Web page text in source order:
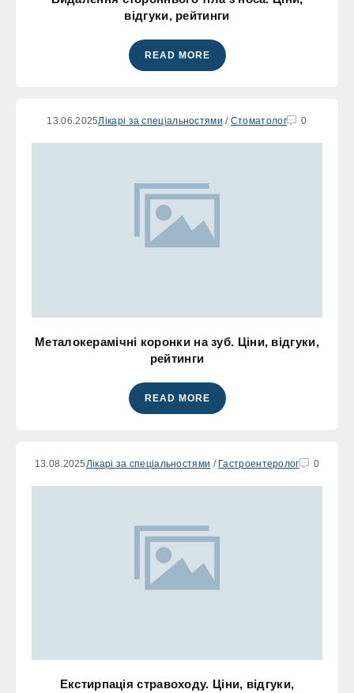
відгуки, рейтинги
READ MORE
13.06.2025Лікарі за спеціальностями / Стоматолог 0
Металокерамічні коронки на зуб. Ціни, відгуки,
рейтинги
READ MORE
13.08.2025 Лікарі за спеціальностями / Гастроентеролог 0
Екстирпація стравоходу. Ціни, відгуки,